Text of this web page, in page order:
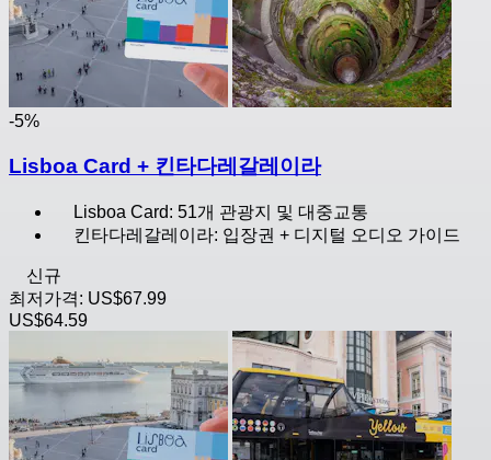
-5%
Lisboa Card + 킨타다레갈레이라
Lisboa Card: 51개 관광지 및 대중교통
킨타다레갈레이라: 입장권 + 디지털 오디오 가이드
신규
최저가격: US$67.99
US$64.59